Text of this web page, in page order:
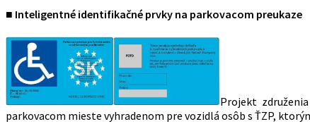
■ Inteligentné identifikačné prvky na parkovacom preukaze
Projekt
parkovacom mieste vyhradenom pre vozidlá osôb s ŤZP,